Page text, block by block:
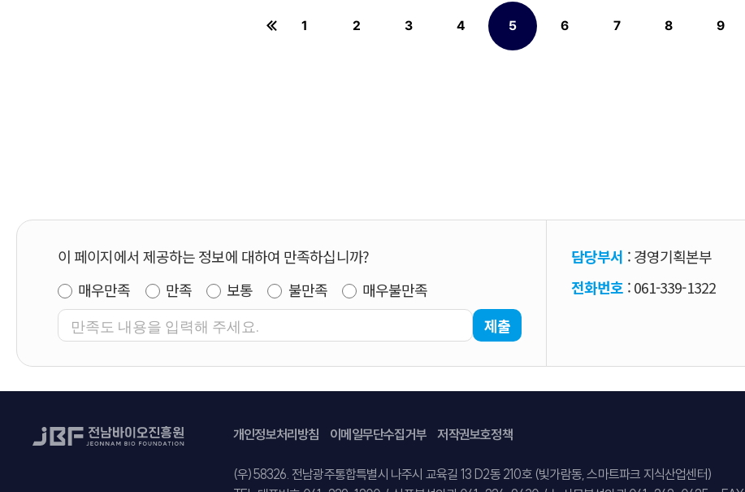
1
페이지
2
페이지
3
페이지
4
페이지 열린
5
페이지
6
페이지
7
페이지
8
페이지
9
페이지
이 페이지에서 제공하는 정보에 대하여 만족하십니까?
매우만족
만족 보통 불만족
매우불만족
제출
담당부서 : 경영기획본부
전화번호 : 061-339-1322
개인정보처리방침 이메일무단수집거부 저작권보호정책
주소
(우)58326. 전남광주통합특별시 나주시 교육길 13 D2동 210호 (빛가람동, 스마트파크 지식산업센터)